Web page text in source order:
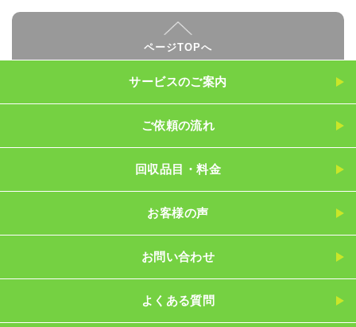
ページTOPへ
サービスのご案内
ご依頼の流れ
回収品目・料金
お客様の声
お問い合わせ
よくある質問